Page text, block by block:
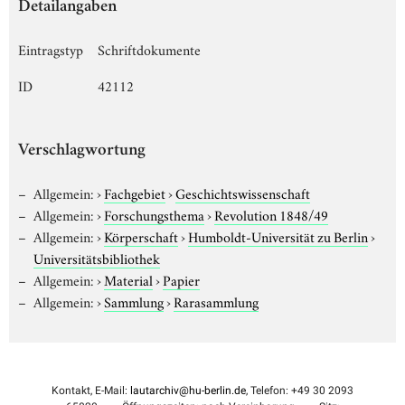
Detailangaben
Eintragstyp
Schriftdokumente
ID
42112
Verschlagwortung
Allgemein:›Fachgebiet›Geschichtswissenschaft
Allgemein:›Forschungsthema›Revolution 1848/49
Allgemein:›Körperschaft›Humboldt-Universität zu Berlin›
Universitätsbibliothek
Allgemein:›Material›Papier
Allgemein:›Sammlung›Rarasammlung
Kontakt, E-Mail: lautarchiv@hu-berlin.de, Telefon: +49 30 2093